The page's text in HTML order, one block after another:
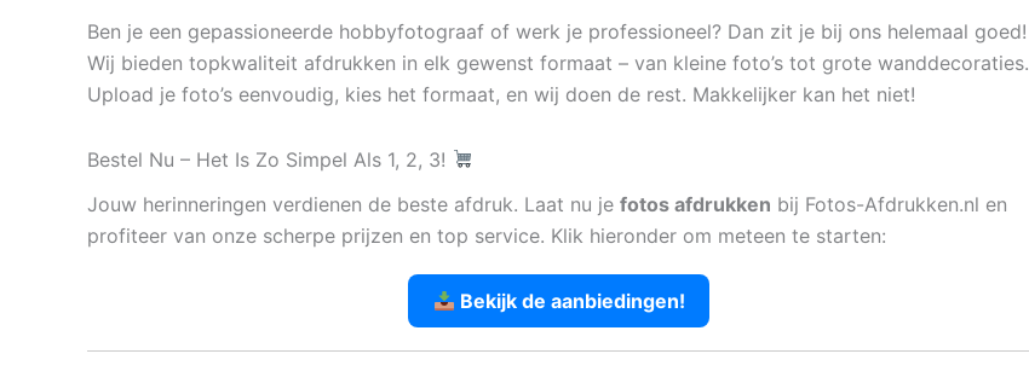
Ben je een gepassioneerde hobbyfotograaf of werk je professioneel? Dan zit je bij ons helemaal goed!
Wij bieden topkwaliteit afdrukken in elk gewenst formaat – van kleine foto’s tot grote wanddecoraties.
Upload je foto’s eenvoudig, kies het formaat, en wij doen de rest. Makkelijker kan het niet!
Bestel Nu – Het Is Zo Simpel Als 1, 2, 3!
Jouw herinneringen verdienen de beste afdruk. Laat nu je fotos afdrukken bij Fotos-Afdrukken.nl en
profiteer van onze scherpe prijzen en top service. Klik hieronder om meteen te starten:
Bekijk de aanbiedingen!